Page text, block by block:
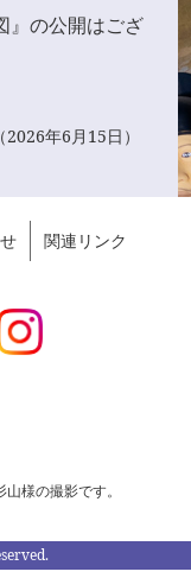
』の公開はござ
（2026年6月15日）
関連リンク
様の撮影です。